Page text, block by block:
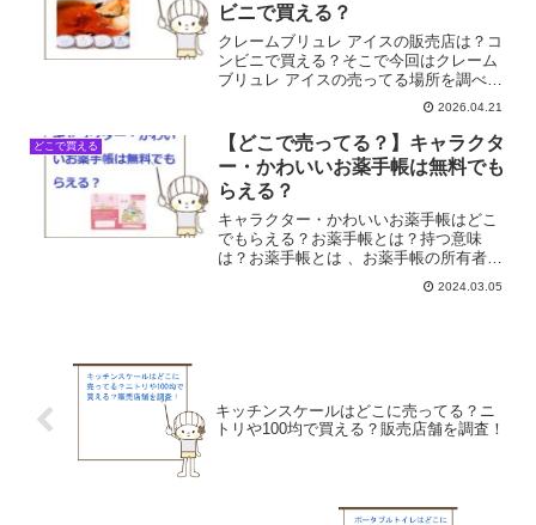
ビニで買える？
クレームブリュレ アイスの販売店は？コ
ンビニで買える？そこで今回はクレーム
ブリュレ アイスの売ってる場所を調べて
2026.04.21
どこで買える
【どこで売ってる？】キャラクタ
ー・かわいいお薬手帳は無料でも
らえる？
キャラクター・かわいいお薬手帳はどこ
でもらえる？お薬手帳とは？持つ意味
は？お薬手帳とは 、お薬手帳の所有者が
いつ、どこで、どんなお薬を処方しても
らったかを記録しておく手帳のことで
2024.03.05
キッチンスケールはどこに売ってる？ニ
トリや100均で買える？販売店舗を調査！